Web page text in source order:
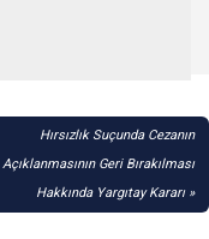
Hırsızlık Suçunda Cezanın
Açıklanmasının Geri Bırakılması
Hakkında Yargıtay Kararı